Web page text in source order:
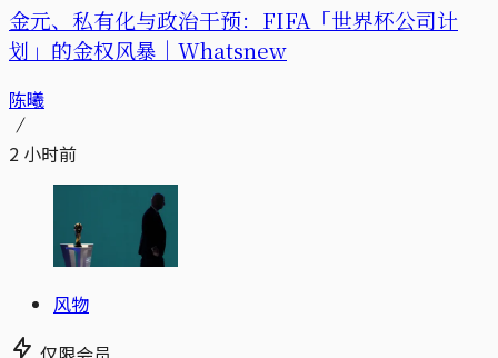
金元、私有化与政治干预：FIFA「世界杯公司计
划」的金权风暴｜Whatsnew
陈曦
2 小时前
风物